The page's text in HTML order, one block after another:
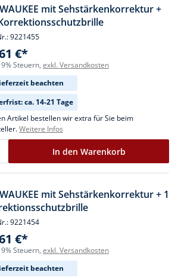
mit Sehstärkenkorrektur +
9221455
€*
Steuern, exkl. Versandkosten
beachten
ca. 14-21 Tage
Artikel bestellen wir extra für Sie beim
Weitere Infos
In den Warenkorb
mit Sehstärkenkorrektur + 1
9221454
€*
Steuern, exkl. Versandkosten
beachten